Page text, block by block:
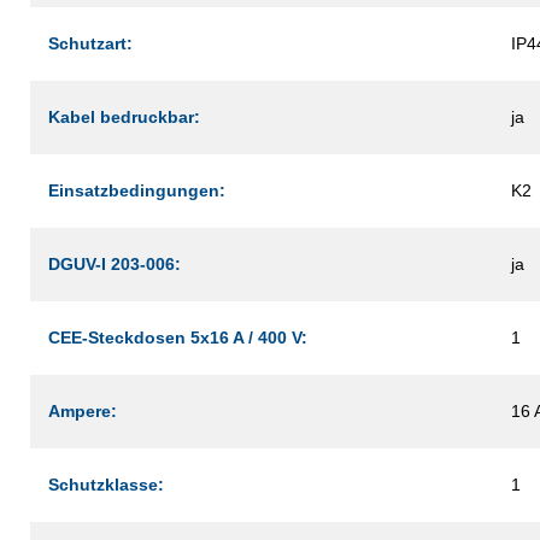
Schutzart:
Kabel bedruckbar: ja
Einsatzbedingungen: K2
DGUV-I 203-006: ja
CEE-Steckdosen 5x16 A / 400 V: 1
Ampere: 16
Schutzklasse: 1